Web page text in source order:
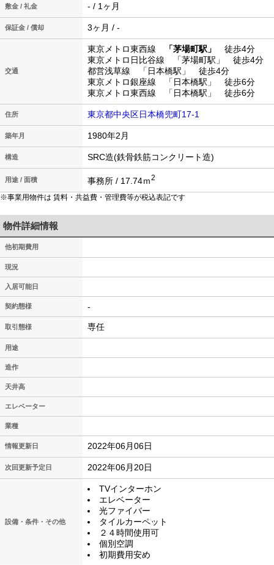
敷金 / 礼金 - / 1ヶ月
保証金 / 償却 3ヶ月 / -
交通
東京メトロ東西線 「茅場町駅」
徒歩4分
東京メトロ日比谷線 「茅場町駅」 徒歩4分
都営浅草線 「日本橋駅」 徒歩4分
東京メトロ銀座線 「日本橋駅」 徒歩6分
東京メトロ東西線 「日本橋駅」 徒歩6分
住所 東京都中央区日本橋兜町17-1
築年月 1980年2月
構造 SRC造(鉄骨鉄筋コンクリート造)
用途 / 面積 事務所 / 17.74ｍ2
※事業用物件は 賃料・共益費・管理費等が税込表記です
物件詳細情報
他初期費用
現況
入居可能日
契約態様 -
取引態様 専任
用途
造作
天井高
エレベーター
業種
情報更新日 2022年06月06日
次回更新予定日 2022年06月20日
設備・条件・その他
TVインターホン
エレベーター
光ファイバー
タイルカーペット
２４時間使用可
個別空調
初期費用安め